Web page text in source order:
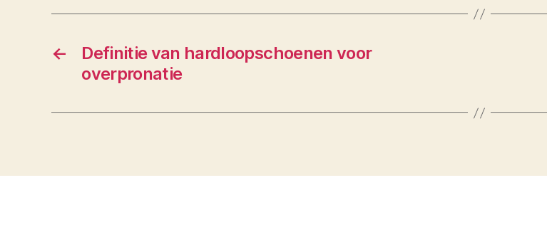
←
Definitie van hardloopschoenen voor
overpronatie